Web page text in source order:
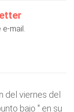
mail.
del viernes del
bajo " en su